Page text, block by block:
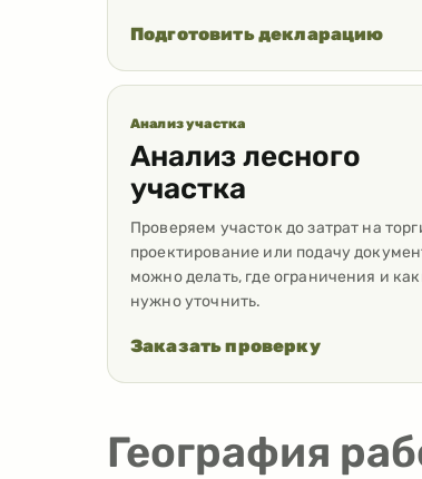
Подготовить декларацию
Анализ участка
Анализ лесного
участка
Проверяем участок до затрат на
проектирование или подачу
можно делать, где ограничения и
нужно уточнить.
Заказать проверку
География